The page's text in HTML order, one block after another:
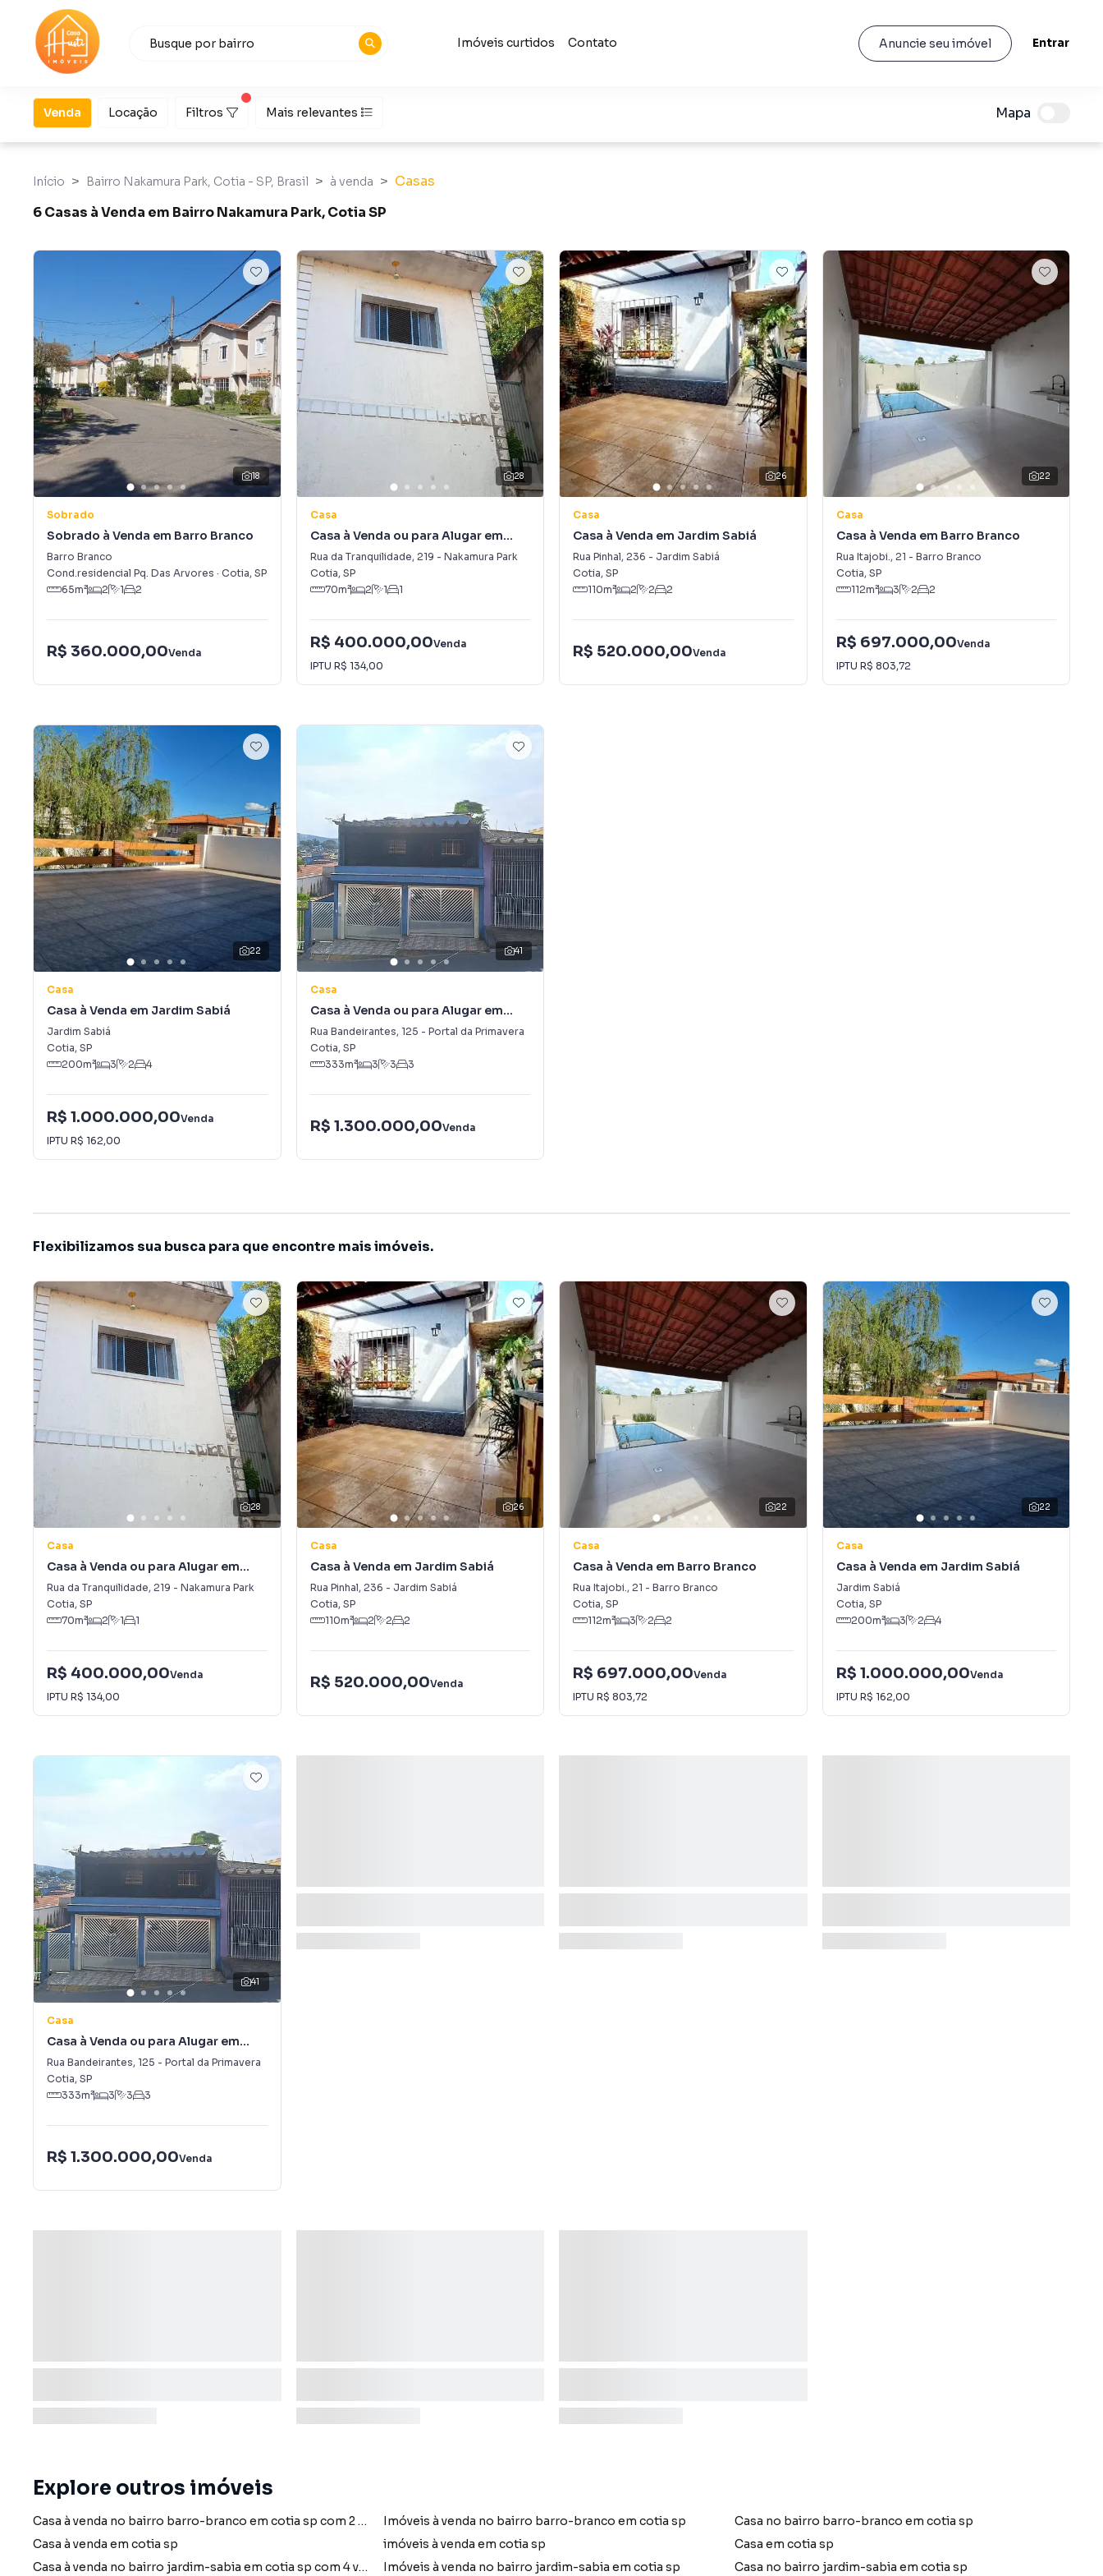
Imóveis curtidos Contato Anuncie seu imóvel Entrar
Venda Locação Filtros Mais relevantes Mapa
Início Bairro Nakamura Park, Cotia - SP, Brasil à venda
Casas
6 Casas à Venda em Bairro Nakamura Park, Cotia SP
18
Sobrado
Sobrado à Venda em Barro Branco
Barro Branco
Cond.residencial Pq. Das Arvores · Cotia, SP
65m² 2 1 2
R$ 360.000,00Venda
28
Casa
Casa à Venda ou para Alugar em
Nakamura Park
Rua da Tranquilidade, 219 - Nakamura Park
Cotia, SP
70m² 2 1 1
R$ 400.000,00Venda
IPTU R$ 134,00
26
Casa
Casa à Venda em Jardim Sabiá
Rua Pinhal, 236 - Jardim Sabiá
Cotia, SP
110m² 2 2 2
R$ 520.000,00Venda
22
Casa
Casa à Venda em Barro Branco
Rua Itajobi., 21 - Barro Branco
Cotia, SP
112m² 3 2 2
R$ 697.000,00Venda
IPTU R$ 803,72
22
Casa
Casa à Venda em Jardim Sabiá
Jardim Sabiá
Cotia, SP
200m² 3 2 4
R$ 1.000.000,00Venda
IPTU R$ 162,00
41
Casa
Casa à Venda ou para Alugar em
Portal da Primavera
Rua Bandeirantes, 125 - Portal da Primavera
Cotia, SP
333m² 3 3 3
R$ 1.300.000,00Venda
Flexibilizamos sua busca para que encontre mais imóveis.
28
Casa
Casa à Venda ou para Alugar em
Nakamura Park
Rua da Tranquilidade, 219 - Nakamura Park
Cotia, SP
70m² 2 1 1
R$ 400.000,00Venda
IPTU R$ 134,00
26
Casa
Casa à Venda em Jardim Sabiá
Rua Pinhal, 236 - Jardim Sabiá
Cotia, SP
110m² 2 2 2
R$ 520.000,00Venda
22
Casa
Casa à Venda em Barro Branco
Rua Itajobi., 21 - Barro Branco
Cotia, SP
112m² 3 2 2
R$ 697.000,00Venda
IPTU R$ 803,72
22
Casa
Casa à Venda em Jardim Sabiá
Jardim Sabiá
Cotia, SP
200m² 3 2 4
R$ 1.000.000,00Venda
IPTU R$ 162,00
41
Casa
Casa à Venda ou para Alugar em
Portal da Primavera
Rua Bandeirantes, 125 - Portal da Primavera
Cotia, SP
333m² 3 3 3
R$ 1.300.000,00Venda
Explore outros imóveis
Casa à venda no bairro barro-branco em cotia sp com 2 vagas Imóveis à venda no bairro barro-branco em cotia sp
Casa no bairro barro-branco em cotia sp
Casa à venda em cotia sp
imóveis à venda em cotia sp
Casa em cotia sp
Casa à venda no bairro jardim-sabia em cotia sp com 4 vagas
Imóveis à venda no bairro jardim-sabia em cotia sp Casa no bairro jardim-sabia em cotia sp